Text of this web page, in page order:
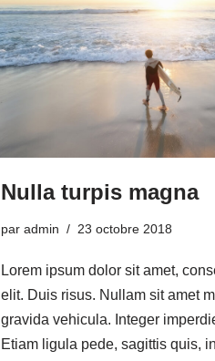
Nulla turpis magna
par admin 23 octobre 2018
Lorem ipsum dolor sit amet,
elit. Duis risus. Nullam sit amet
gravida vehicula. Integer
Etiam ligula pede, sagittis quis,